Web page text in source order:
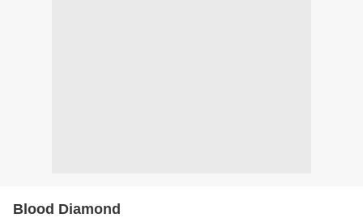
Blood Diamond